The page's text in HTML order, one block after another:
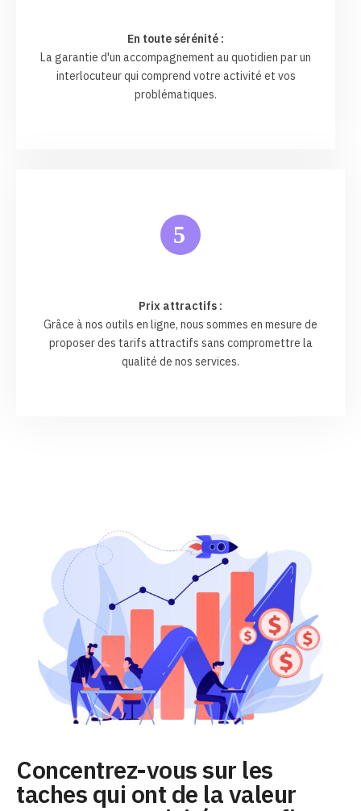
En toute sérénité :
La garantie d'un accompagnement au quotidien par un
interlocuteur qui comprend votre activité et vos
problématiques.
5
Prix attractifs :
Grâce à nos outils en ligne, nous sommes en mesure de
proposer des tarifs attractifs sans compromettre la
qualité de nos services.
Concentrez-vous sur les
taches qui ont de la valeur